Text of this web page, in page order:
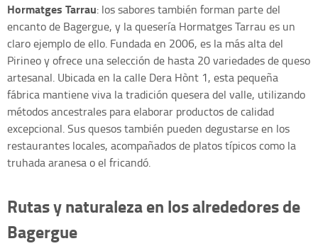
Hormatges Tarrau: los sabores también forman parte del
encanto de Bagergue, y la quesería Hormatges Tarrau es un
claro ejemplo de ello. Fundada en 2006, es la más alta del
Pirineo y ofrece una selección de hasta 20 variedades de queso
artesanal. Ubicada en la calle Dera Hònt 1, esta pequeña
fábrica mantiene viva la tradición quesera del valle, utilizando
métodos ancestrales para elaborar productos de calidad
excepcional. Sus quesos también pueden degustarse en los
restaurantes locales, acompañados de platos típicos como la
truhada aranesa o el fricandó.
Rutas y naturaleza en los alrededores de
Bagergue